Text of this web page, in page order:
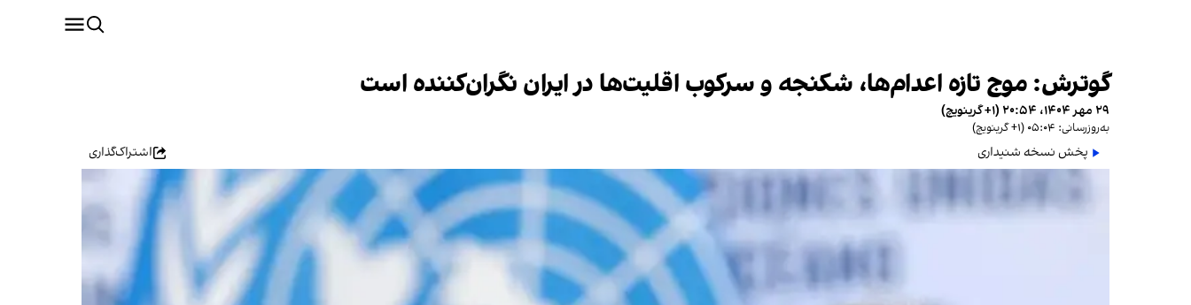
گوترش: موج تازه اعدام‌ها، شکنجه و سرکوب اقلیت‌ها در ایران نگران‌کننده است
۲۹ مهر ۱۴۰۴، ۲۰:۵۴ (‎+۱ گرینویچ)
به‌روزرسانی: ۰۵:۰۴ (‎+۱ گرینویچ)
پخش نسخه شنیداری اشتراک‌گذاری